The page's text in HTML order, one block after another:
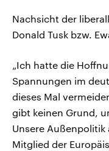
Nachsicht der
Donald Tusk bzw.
„Ich hatte die
Spannungen im
dieses Mal
gibt keinen Grund,
Unsere
Mitglied der